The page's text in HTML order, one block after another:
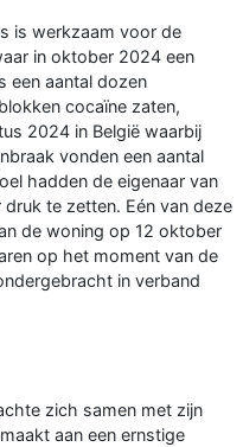
is werkzaam voor de
in oktober 2024 een
een aantal dozen
cocaïne zaten,
2024 in België waarbij
vonden een aantal
hadden de eigenaar van
te zetten. Eén van deze
de woning op 12 oktober
op het moment van de
in verband
zich samen met zijn
aan een ernstige